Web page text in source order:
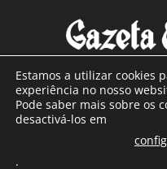
Com sede nas Caldas
Estamos a utilizar cookies
experiência no nosso
Pode saber mais sobre os
desactivá-los em
.